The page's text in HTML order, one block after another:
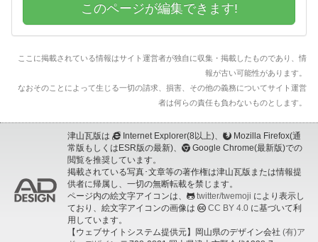
このページが編集できます!
ここに掲載されている情報はサイト運営者が独自に収集・掲載したものであり、情
報が古い可能性があります。
なおそのことによって生じる一切の請求、損害、その他の義務についてサイト運営
者は何らの責任も負わないものとします。
津山瓦版は Internet Explorer(8以上)、
Mozilla Firefox(通
常版もしくはESR版の最新)、
Google Chrome(最新版)での
閲覧を推奨しています。
掲載されている写真･文章等の著作権は津山瓦版または情報提
供者に帰属し、一切の無断転載を禁じます。
ページ内の絵文字アイコンは、
twitter/twemoji により表示し
ており、絵文字アイコンの画像は
CC BY 4.0 に基づいて利
用しています。
【ウェブサイトシステム提供元】岡山県のデザイン会社 (有)ア